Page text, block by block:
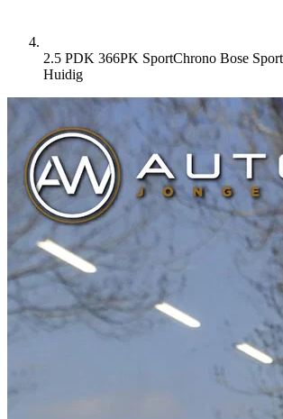
2.5 PDK 366PK SportChrono Bose
Huidig